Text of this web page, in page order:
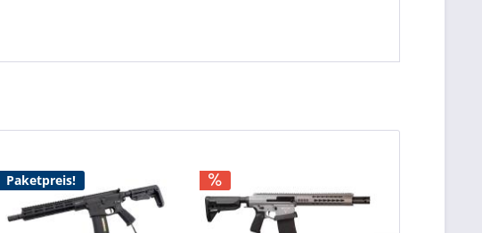
Paketpreis!